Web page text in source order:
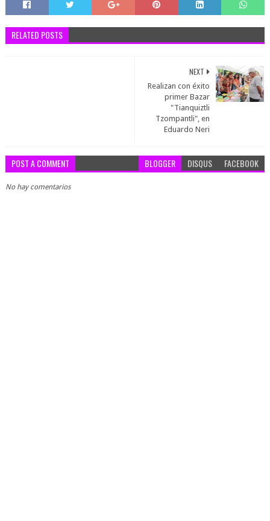
RELATED POSTS
NEXT
Realizan con éxito
primer Bazar
"Tianquiztli
Tzompantli", en
Eduardo Neri
POST A COMMENT BLOGGER DISQUS FACEBOOK
No hay comentarios